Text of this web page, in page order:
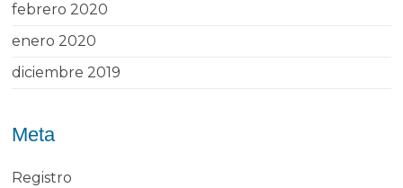
febrero 2020
enero 2020
diciembre 2019
Meta
Registro